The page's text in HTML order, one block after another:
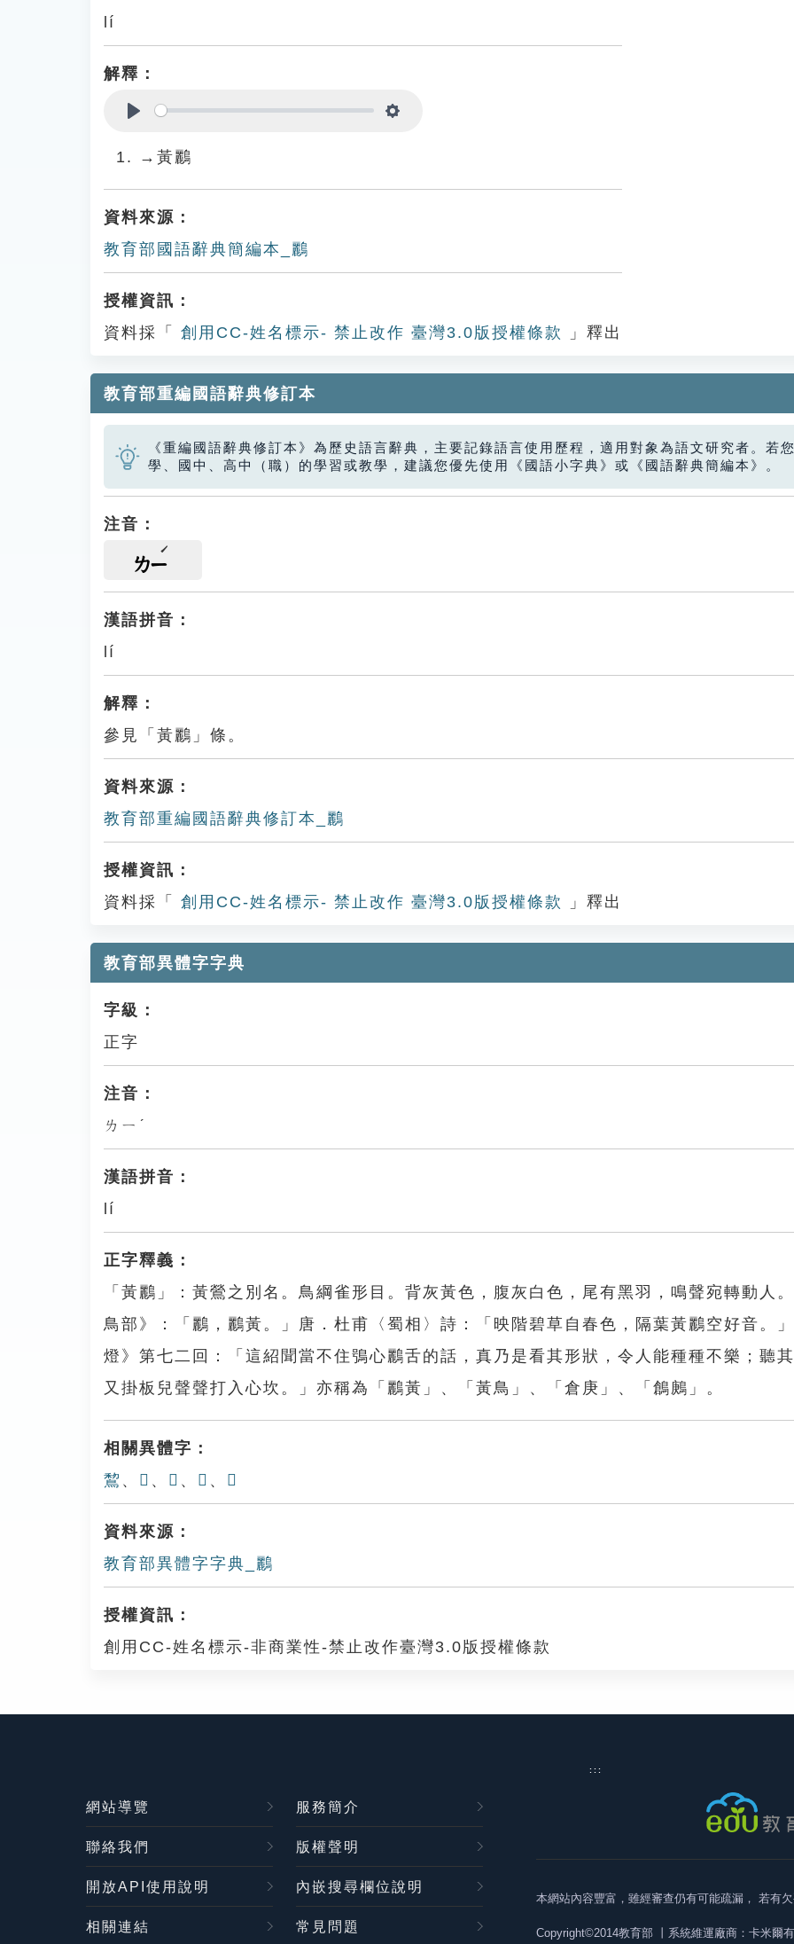
lí
解釋：
→黃鸝
資料來源：
教育部國語辭典簡編本_鸝
授權資訊：
資料採「
創用CC-姓名標示- 禁止改作 臺灣3.0版授權條款 」釋出
教育部重編國語辭典修訂本
《重編國語辭典修訂本》為歷史語言辭典，主要記錄語言使用歷程，適用對象為語文研究者。若
學、國中、高中（職）的學習或教學，建議您優先使用《國語小字典》或《國語辭典簡編本》。
注音：
ㄌㄧ
漢語拼音：
lí
解釋：
參見「黃鸝」條。
資料來源：
教育部重編國語辭典修訂本_鸝
授權資訊：
資料採「
創用CC-姓名標示- 禁止改作 臺灣3.0版授權條款 」釋出
教育部異體字字典
字級：
正字
注音：
ㄌㄧˊ
漢語拼音：
lí
正字釋義：
「黃鸝」：黃鶯之別名。鳥綱雀形目。背灰黃色，腹灰白色，尾有黑羽，鳴聲宛轉動人
鳥部》：「鸝，鸝黃。」唐．杜甫〈蜀相〉詩：「映階碧草自春色，隔葉黃鸝空好音。
燈》第七二回：「這紹聞當不住鴞心鸝舌的話，真乃是看其形狀，令人能種種不樂；聽
又掛板兒聲聲打入心坎。」亦稱為「鸝黃」、「黃鳥」、「倉庚」、「鶬鶊」。
相關異體字：
鵹 、 𪅌 、 𪈹 、 𪅆 、 𪁐
資料來源：
教育部異體字字典_鸝
授權資訊：
創用CC-姓名標示-非商業性-禁止改作臺灣3.0版授權條款
:::
網站導覽 服務簡介
聯絡我們 版權聲明
開放API使用說明 內嵌搜尋欄位說明
相關連結 常見問題
本網站內容豐富，雖經審查仍有可能疏漏， 若有
Copyright©2014教育部 丨系統維運廠商：卡米爾